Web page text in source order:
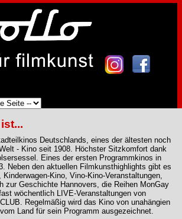
Deutschlands, eines der ältesten noch
- Kino seit 1908. Höchster Sitzkomfort dank
Eines der ersten Programmkinos in
Neben den aktuellen Filmkunsthighlights gibt es
Kino, Vino-Kino-Veranstaltungen,
zur Geschichte Hannovers, die Reihen MonGay
wöchentlich LIVE-Veranstaltungen von
Regelmäßig wird das Kino von unahängien
Land für sein Programm ausgezeichnet.